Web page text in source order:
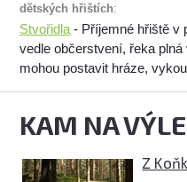
dětských hřištích:
Stvořidla - Příjemné hřiště v
vedle občerstvení, řeka
mohou postavit hráze,
KAM NA
Z